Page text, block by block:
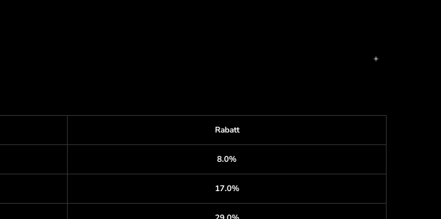
Rabatt
8.0%
17.0%